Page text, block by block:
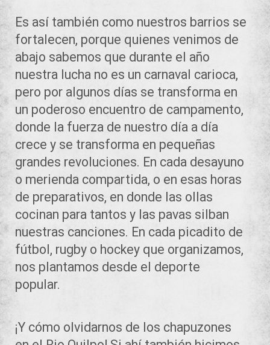
Es así también como nuestros barrios se
fortalecen, porque quienes venimos de
abajo sabemos que durante el año
nuestra lucha no es un carnaval carioca,
pero por algunos días se transforma en
un poderoso encuentro de campamento,
donde la fuerza de nuestro día a día
crece y se transforma en pequeñas
grandes revoluciones. En cada desayuno
o merienda compartida, o en esas horas
de preparativos, en donde las ollas
cocinan para tantos y las pavas silban
nuestras canciones. En cada picadito de
fútbol, rugby o hockey que organizamos,
nos plantamos desde el deporte
popular.
¡Y cómo olvidarnos de los chapuzones